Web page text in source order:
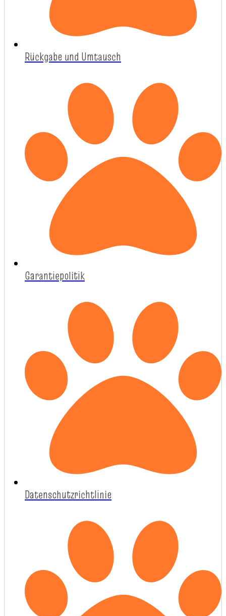
Rückgabe und Umtausch
Garantiepolitik
Datenschutzrichtlinie